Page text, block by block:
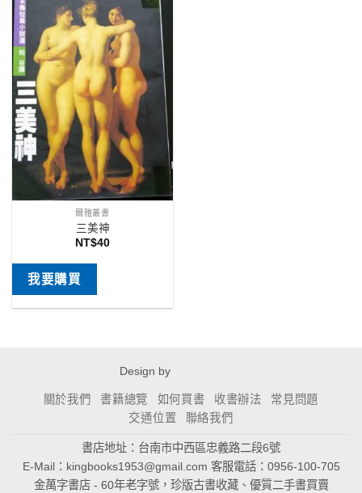
爾雅叢書
三美神
NT$40
我要購買
Design by
關於我們 書籍總覽 如何買書 收書辦法
常見問題
交通位置
聯絡我們
書店地址：台南市中西區忠義路二段6號
E-Mail： kingbooks1953@gmail.com 客服電話：0956-100-705
金萬字書店 - 60年老字號，珍版古書收藏、優質二手書買賣